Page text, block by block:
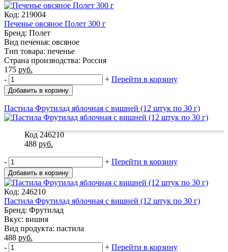
Код: 219004
Печенье овсяное Полет 300 г
Бренд: Полет
Вид печенья: овсяное
Тип товара: печенье
Страна производства: Россия
175 руб.
-
+ Перейти в корзину
Добавить в корзину
Пастила Фрутилад яблочная с вишней (12 штук по 30 г)
Код 246210
488 руб.
- + Перейти в корзину
Добавить в корзину
Код: 246210
Пастила Фрутилад яблочная с вишней (12 штук по 30 г)
Бренд: Фрутилад
Вкус: вишня
Вид продукта: пастила
488 руб.
-
+ Перейти в корзину